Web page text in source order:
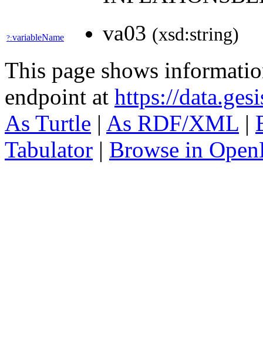
?:variableName va03 (xsd:string)
This page shows
endpoint at https://
As Turtle | As RDF/XML |
Tabulator | Browse in